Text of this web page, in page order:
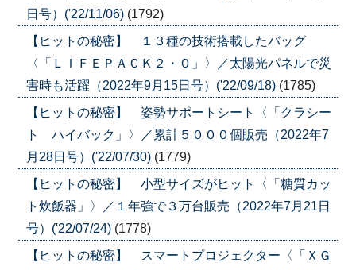
日号）('22/11/06) (1792)
【ヒットの秘密】 １３種の技術搭載したバッグ
〈「ＬＩＦＥＰＡＣＫ２・０」〉／太陽光パネルで災
害時も活躍（2022年9月15日号）('22/09/18) (1785)
【ヒットの秘密】 姿勢サポートシート〈「クラシー
ト ハイバック」〉／累計５０００個販売（2022年7
月28日号）('22/07/30) (1779)
【ヒットの秘密】 小型サイズがヒット〈「糖質カッ
ト炊飯器」〉／１年強で３万台販売（2022年7月21日
号）('22/07/24) (1778)
【ヒットの秘密】 スマートプロジェクター〈「ＸＧ